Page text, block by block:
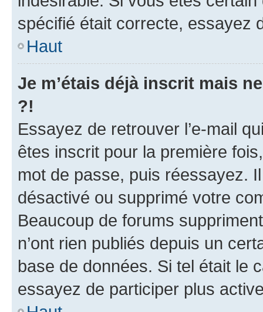
spécifié était correcte, essayez
Haut
Je m’étais déjà inscrit mais
?!
Essayez de retrouver l’e-mail
êtes inscrit pour la première
mot de passe, puis réessayez.
désactivé ou supprimé votre
Beaucoup de forums
n’ont rien publiés depuis un
base de données. Si tel était le
essayez de participer plus